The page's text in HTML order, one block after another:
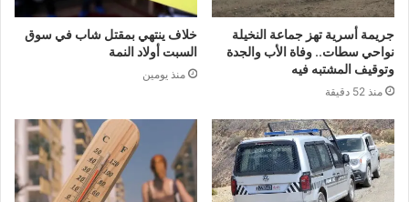
جريمة أسرية تهز جماعة النخيلة
نواحي سطات.. وفاة الأب والجدة
وتوقيف المشتبه فيه
منذ 52 دقيقة
خلاف ينتهي بمقتل شاب في سوق
السبت أولاد النمة
منذ يومين